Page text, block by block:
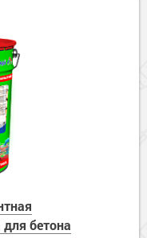
бетона